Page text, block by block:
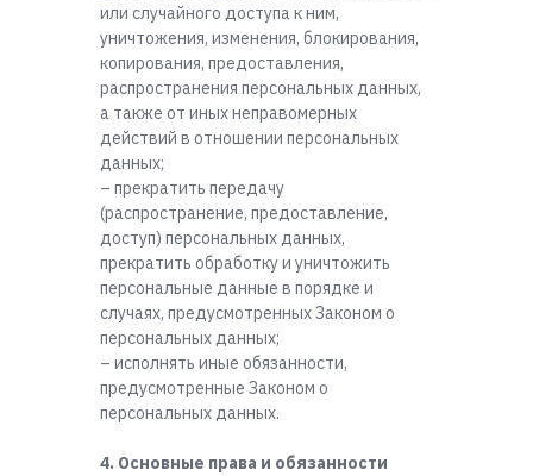
или случайного доступа к ним,
уничтожения, изменения, блокирования,
копирования, предоставления,
распространения персональных данных,
а также от иных неправомерных
действий в отношении персональных
данных;
– прекратить передачу
(распространение, предоставление,
доступ) персональных данных,
прекратить обработку и уничтожить
персональные данные в порядке и
случаях, предусмотренных Законом о
персональных данных;
– исполнять иные обязанности,
предусмотренные Законом о
персональных данных.
4. Основные права и обязанности